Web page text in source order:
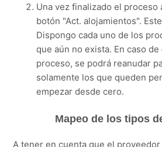
Una vez finalizado el proceso
botón "Act. alojamientos".
Dispongo cada uno de los
que aún no exista. En caso
proceso, se podrá reanudar
solamente los que queden
empezar desde cero.
Mapeo de los tipos
A tener en cuenta que el